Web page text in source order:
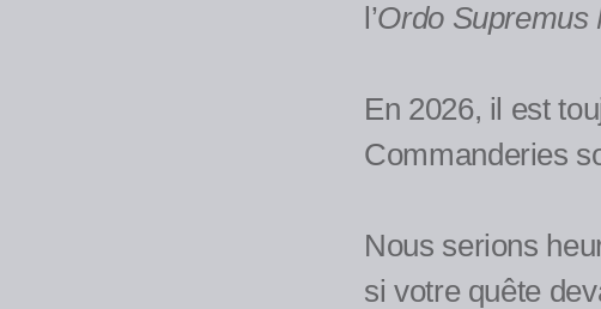
l’Ordo Supremus
En 2026, il est
Commanderies
Nous serions
si votre quête